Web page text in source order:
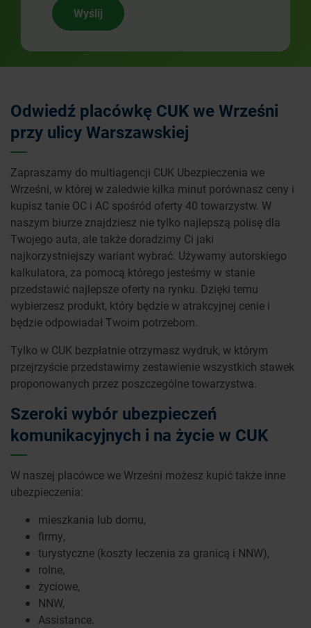
Wyślij
Odwiedź placówkę CUK we Wrześni
przy ulicy Warszawskiej
Zapraszamy do multiagencji CUK Ubezpieczenia we
Wrześni, w której w zaledwie kilka minut porównasz ceny i
kupisz tanie OC i AC spośród oferty 40 towarzystw. W
naszym biurze znajdziesz nie tylko najlepszą polisę dla
Twojego auta, ale także doradzimy Ci jaki
najkorzystniejszy wariant wybrać. Używamy autorskiego
kalkulatora, za pomocą którego jesteśmy w stanie
przedstawić najlepsze oferty na rynku. Dzięki temu
wybierzesz produkt, który będzie w atrakcyjnej cenie i
będzie odpowiadał Twoim potrzebom.
Tylko w CUK bezpłatnie otrzymasz wydruk, w którym
przejrzyście przedstawimy zestawienie wszystkich stawek
proponowanych przez poszczególne towarzystwa.
Szeroki wybór ubezpieczeń
komunikacyjnych i na życie w CUK
W naszej placówce we Wrześni możesz kupić także inne
ubezpieczenia:
mieszkania lub domu,
firmy,
turystyczne (koszty leczenia za granicą i NNW),
rolne,
życiowe,
NNW,
Assistance.